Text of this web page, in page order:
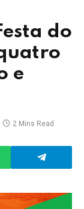
do
e
2 Mins Read